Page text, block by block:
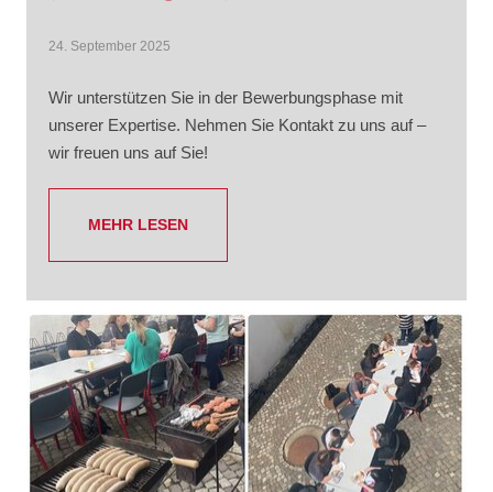
24. September 2025
Wir unterstützen Sie in der Bewerbungsphase mit
unserer Expertise. Nehmen Sie Kontakt zu uns auf –
wir freuen uns auf Sie!
MEHR LESEN